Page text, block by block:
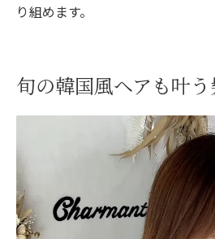
り組めます。
旬の韓国風ヘアも叶